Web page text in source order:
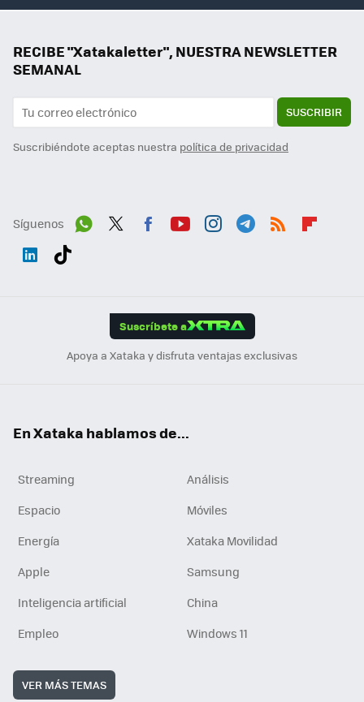
RECIBE "Xatakaletter", NUESTRA NEWSLETTER
SEMANAL
SUSCRIBIR
Suscribiéndote aceptas nuestra política de privacidad
Síguenos
Suscríbete a
Apoya a Xataka y disfruta ventajas exclusivas
En Xataka hablamos de...
Streaming
Análisis
Espacio
Móviles
Energía
Xataka Movilidad
Apple
Samsung
Inteligencia artificial
China
Empleo
Windows 11
VER MÁS TEMAS